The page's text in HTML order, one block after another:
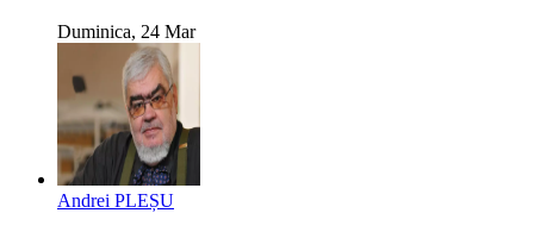
Duminica, 24 Mar
Andrei PLEȘU